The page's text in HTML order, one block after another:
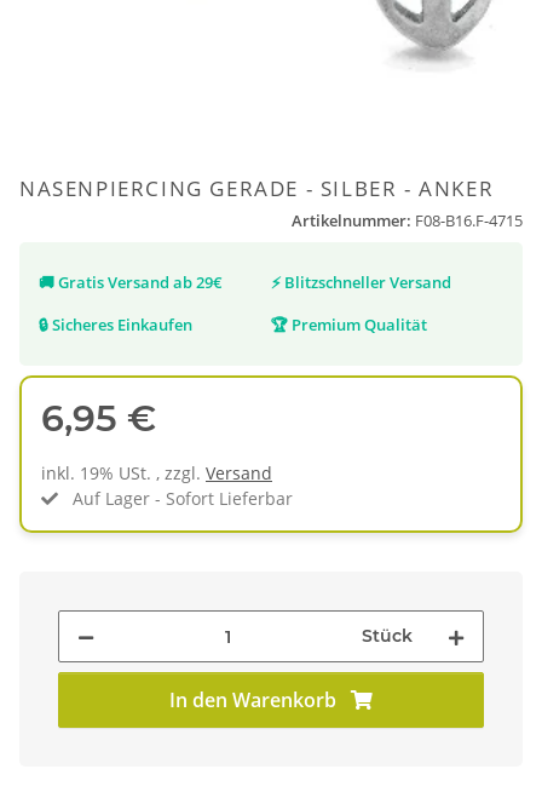
NASENPIERCING GERADE - SILBER - ANKER
Artikelnummer: F08-B16.F-4715
🚚Gratis Versand ab 29€ ⚡ Blitzschneller Versand
🔒Sicheres Einkaufen 🏆 Premium Qualität
6,95 €
inkl. 19% USt. , zzgl. Versand
Auf Lager - Sofort Lieferbar
Stück
In den Warenkorb